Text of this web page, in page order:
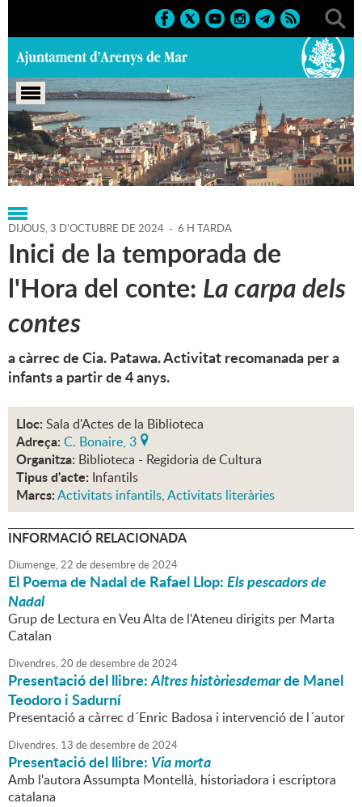
Portada > Regidories > Cultura > Agenda > 03-10-2024
DIJOUS,3 D'OCTUBRE DE 2024 - 6 H TARDA
Inici de la temporada de
l'Hora del conte: La carpa dels
contes
a càrrec de Cia. Patawa. Activitat recomanada per a
infants a partir de 4 anys.
Lloc: Sala d'Actes de la Biblioteca
Adreça: C. Bonaire, 3
Organitza: Biblioteca - Regidoria de Cultura
Tipus d'acte: Infantils
Marcs:Activitats infantils,Activitats literàries
INFORMACIÓ RELACIONADA
Diumenge,22 dedesembrede2024
El Poema de Nadal de Rafael Llop:Els pescadors de
Nadal
Grup de Lectura en Veu Alta de l'Ateneu dirigits per Marta
Catalan
Divendres,20 dedesembrede2024
Presentació del llibre:Altres històriesdemarde Manel
Teodoro i Sadurní
Presentació a càrrec d´Enric Badosa i intervenció de l´autor
Divendres, 13 dedesembrede2024
Presentació del llibre: Via morta
Amb l'autora Assumpta Montellà, historiadora i escriptora
catalana